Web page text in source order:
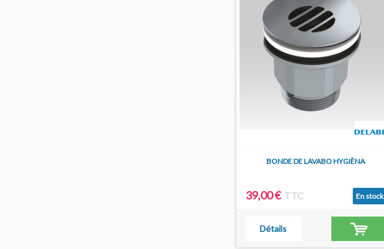
BONDE DE LAVABO HYGIÈNA
39,00 € TTC En stock
Détails